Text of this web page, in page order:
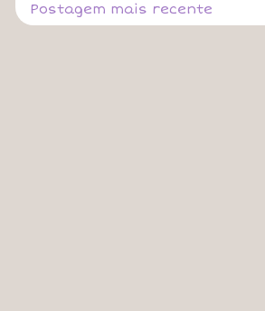
Postagem mais recente